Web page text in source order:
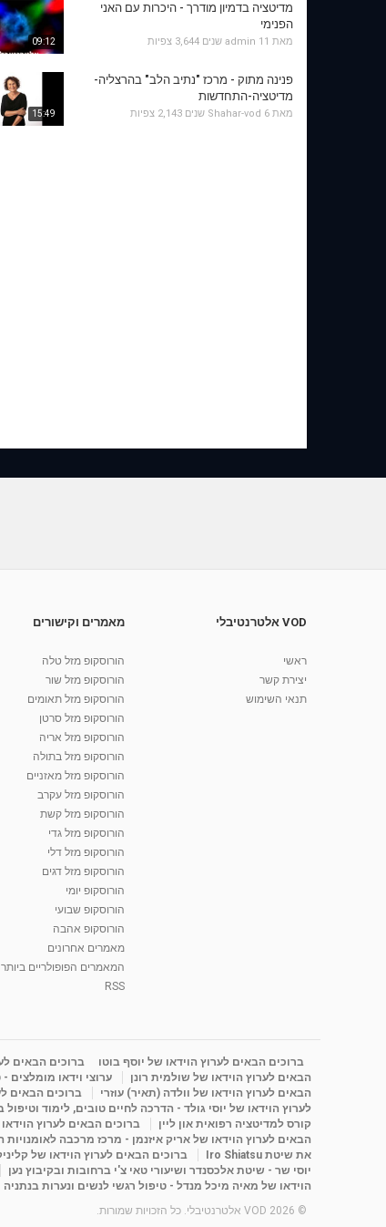
09:12
מדיטציה בדמיון מודרך - היכרות עם האני
הפנימי
מאת admin 11 שנים 3,644 צפיות
15:49
פנינה מתוק - מרכז "נתיב הלב" בהרצליה-
מדיטציה-התחדשות
מאת Shahar-vod 6 שנים 2,143 צפיות
VOD אלטרנטיבלי
ראשי
יצירת קשר
תנאי השימוש
מאמרים וקישורים
הורוסקופ מזל טלה
הורוסקופ מזל שור
הורוסקופ מזל תאומים
הורוסקופ מזל סרטן
הורוסקופ מזל אריה
הורוסקופ מזל בתולה
הורוסקופ מזל מאזניים
הורוסקופ מזל עקרב
הורוסקופ מזל קשת
הורוסקופ מזל גדי
הורוסקופ מזל דלי
הורוסקופ מזל דגים
הורוסקופ יומי
הורוסקופ שבועי
הורוסקופ אהבה
מאמרים אחרונים
המאמרים הפופולריים ביותר
RSS
ברוכים הבאים לערוץ הוידאו של יוסף בוטו ברוכים הבאים
הבאים לערוץ הוידאו של שולמית רונן
ערוצי וידאו מומלצים -
הבאים לערוץ הוידאו של וולדה (תאיר) עוזרי
ברוכים הבאים
לערוץ הוידאו של יוסי גולד - הדרכה לחיים טובים, לימוד וטיפול
קורס למדיטציה רפואית און ליין
ברוכים הבאים לערוץ
הבאים לערוץ הוידאו של אריק איזנמן - מרכז מרכבה לאומנויות
את שיטת Iro Shiatsu
ברוכים הבאים לערוץ הוידאו של
יוסי שר - שיטת אלכסנדר ושיעורי טאי צ'י ברחובות ובקיבוץ נען
הוידאו של מאיה מיכל מנדל - טיפול רגשי לנשים ונערות בנתניה
© 2026 VOD אלטרנטיבלי. כל הזכויות שמורות.